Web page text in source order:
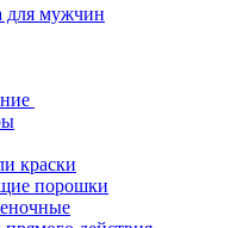
для мужчин
краски
порошки